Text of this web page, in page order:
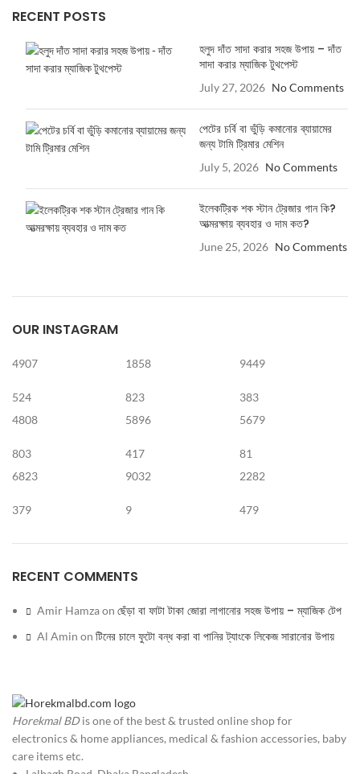
RECENT POSTS
হলুদ দাঁত সাদা করার সহজ উপায় – দাঁত
সাদা করার ম্যাজিক টুথপেস্ট
July 27, 2026 No Comments
পেটের চর্বি বা ভুঁড়ি কমানোর ব্যায়ামের
জন্য টামি ট্রিমার মেশিন
July 5, 2026 No Comments
ইলেকট্রিক শক স্টান ট্রেজার গান কি?
আত্মরক্ষায় ব্যবহার ও দাম কত?
June 25, 2026 No Comments
OUR INSTAGRAM
4907
524
1858
823
9449
383
4808
803
5896
417
5679
81
6823
379
9032
9
2282
479
RECENT COMMENTS
Amir Hamzaon ছেঁড়া বা ফাটা টাকা জোরা লাগানোর সহজ উপায় – ম্যাজিক টেপ
Al Amin on টিনের চালে ফুটো বন্ধ করা বা পানির ট্যাংকে লিকেজ সারানোর উপায়
Horekmal BDis one of the best & trusted online shop for
electronics & home appliances, medical & fashion accessories, baby
care items etc.